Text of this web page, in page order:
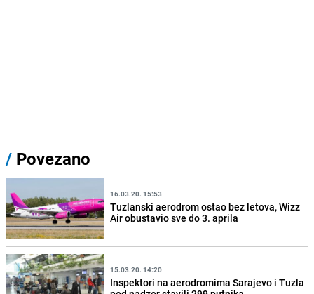
/ Povezano
16.03.20. 15:53
Tuzlanski aerodrom ostao bez letova, Wizz
Air obustavio sve do 3. aprila
15.03.20. 14:20
Inspektori na aerodromima Sarajevo i Tuzla